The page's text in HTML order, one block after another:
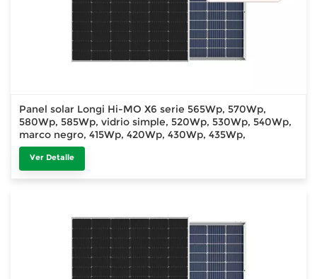
Panel solar Longi Hi-MO X6 serie 565Wp, 570Wp,
580Wp, 585Wp, vidrio simple, 520Wp, 530Wp, 540Wp,
marco negro, 415Wp, 420Wp, 430Wp, 435Wp,
completamente negro
Ver Detalle